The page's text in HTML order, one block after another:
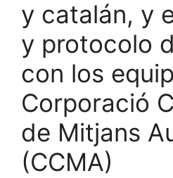
y catalán, y
y protocolo
con los
Corporació
de Mitjans
(CCMA)